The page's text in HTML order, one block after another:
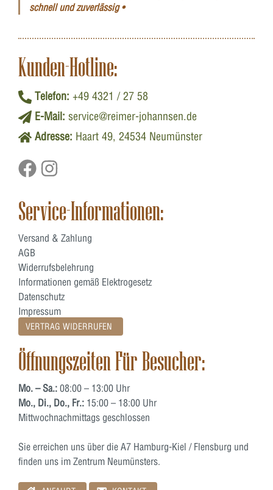
schnell und zuverlässig •
Kunden-Hotline:
Telefon: +49 4321 / 27 58
E-Mail: service@reimer-johannsen.de
Adresse: Haart 49, 24534 Neumünster
Service-Informationen:
Versand & Zahlung
AGB
Widerrufsbelehrung
Informationen gemäß Elektrogesetz
Datenschutz
Impressum
VERTRAG WIDERRUFEN
Öffnungszeiten Für Besucher:
Mo. – Sa.: 08:00 – 13:00 Uhr
Mo., Di., Do., Fr.: 15:00 – 18:00 Uhr
Mittwochnachmittags geschlossen
Sie erreichen uns über die A7 Hamburg-Kiel / Flensburg und
finden uns im Zentrum Neumünsters.